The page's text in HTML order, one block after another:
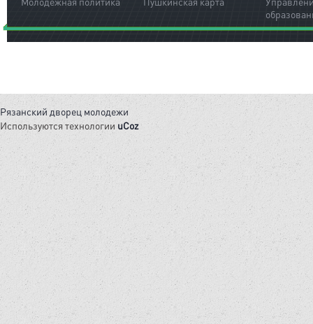
Рязанский дворец молодежи
Используются технологии uCoz